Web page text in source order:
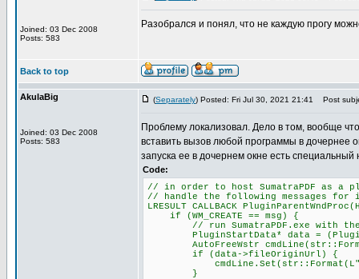
Joined: 03 Dec 2008
Posts: 583
Разобрался и понял, что не каждую прогу
Back to top
AkulaBig
Joined: 03 Dec 2008
Posts: 583
(Separately) Posted: Fri Jul 30, 2021 21:41 Post
Проблему локализовал. Дело в том, вообще
вставить вызов любой программы в дочернее
запуска ее в дочернем окне есть
Code:
// in order to host SumatraPDF as a
// handle the following messages
LRESULT CALLBACK
if (WM_CREATE == msg) {
// run SumatraPDF.exe with the -
PluginStartData* data =
AutoFreeWstr
if (data->fileOriginUrl) {
cmdLine.Set(str::Format(L"-
}